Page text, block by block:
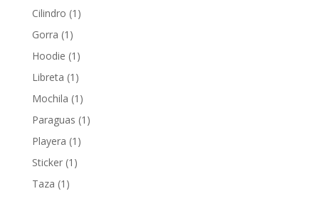
producto
Cilindro 1 1
Gorra 1 1
producto
Hoodie 1 1
producto
Libreta 1 1
producto
Mochila 1 1
producto
Paraguas 1 1
Playera 1 1
Sticker 1 1
Taza 1 1